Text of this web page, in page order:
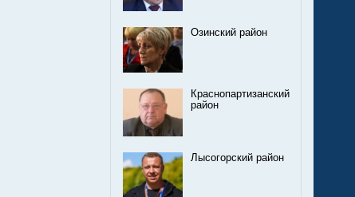
Озинский район
Краснопартизанский
район
Лысогорский район